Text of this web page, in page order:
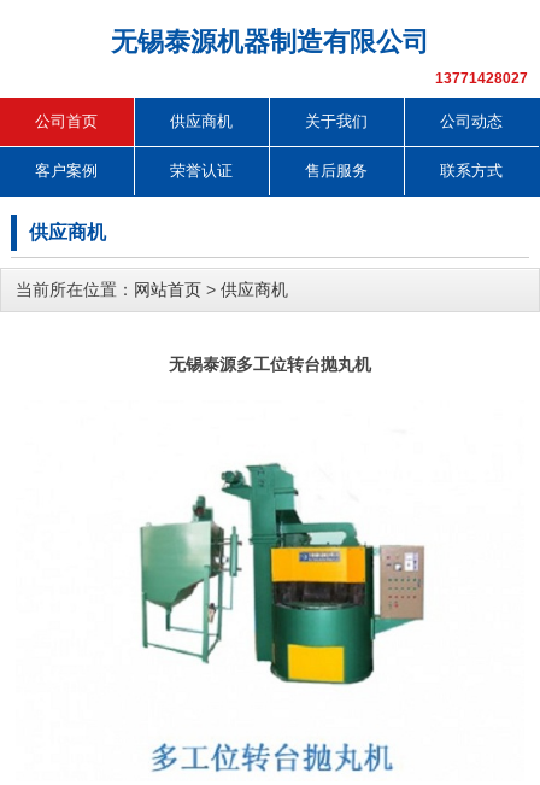
无锡泰源机器制造有限公司
13771428027
公司首页 供应商机 关于我们 公司动态
客户案例 荣誉认证 售后服务 联系方式
供应商机
当前所在位置： 网站首页 > 供应商机
无锡泰源多工位转台抛丸机